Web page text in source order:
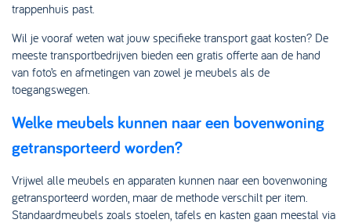
trappenhuis past.
Wil je vooraf weten wat jouw specifieke transport gaat kosten? De
meeste transportbedrijven bieden een gratis offerte aan de hand
van foto’s en afmetingen van zowel je meubels als de
toegangswegen.
Welke meubels kunnen naar een bovenwoning
getransporteerd worden?
Vrijwel alle meubels en apparaten kunnen naar een bovenwoning
getransporteerd worden, maar de methode verschilt per item.
Standaardmeubels zoals stoelen, tafels en kasten gaan meestal via